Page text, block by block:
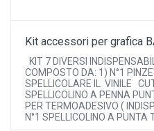
Kit accessori per grafica
KIT 7 DIVERSI
COMPOSTO DA: 1) N°1
SPELLICOLARE IL VINILE
SPELLICOLINO A PENNA
PER TERMOADESIVO (
N°1 SPELLICOLINO A PUNTA